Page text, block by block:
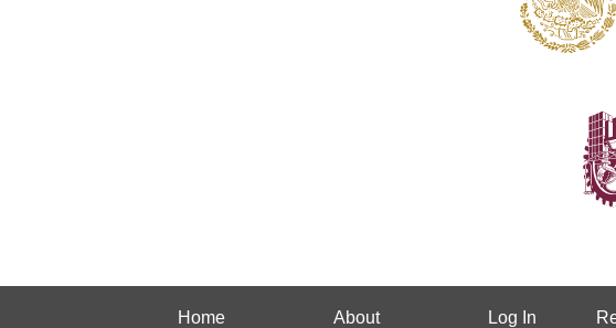
Home About Log In